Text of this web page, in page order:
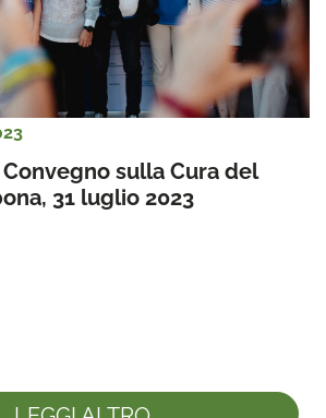
sulla Cura del
31 luglio 2023